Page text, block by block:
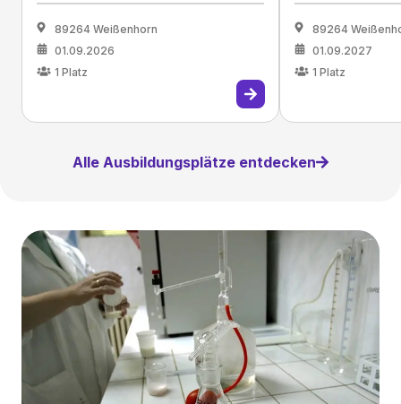
89264 Weißenhorn
01.09.2026
1 Platz
89264
01.09.2027
1 Platz
Alle Ausbildungsplätze entdecken